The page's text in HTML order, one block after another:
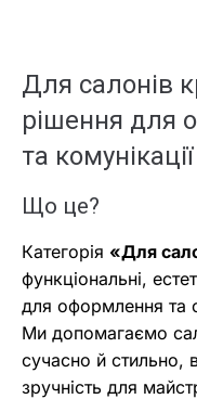
Для салонів
рішення для
та
Що це?
Категорія «Для
функціональні,
для оформлення та
Ми допомагаємо
сучасно й стильно,
зручність для